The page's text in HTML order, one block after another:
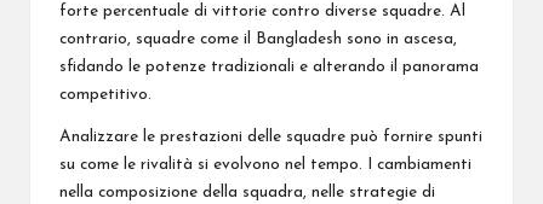
forte percentuale di vittorie contro diverse squadre. Al
contrario, squadre come il Bangladesh sono in ascesa,
sfidando le potenze tradizionali e alterando il panorama
competitivo.
Analizzare le prestazioni delle squadre può fornire spunti
su come le rivalità si evolvono nel tempo. I cambiamenti
nella composizione della squadra, nelle strategie di